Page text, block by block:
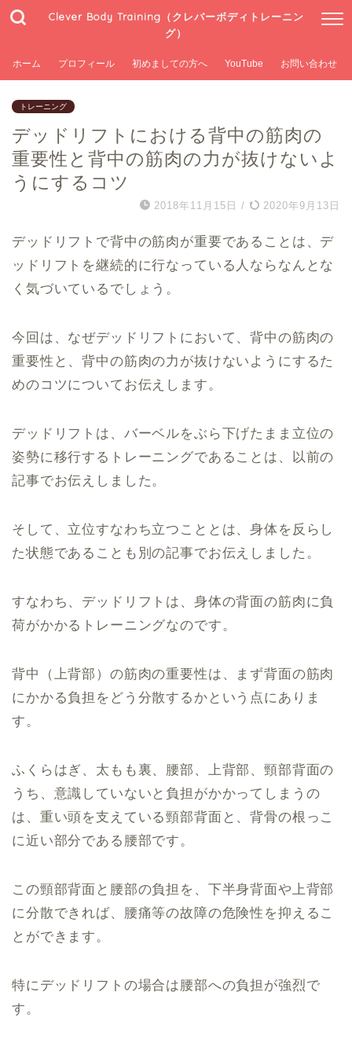
Clever Body Training（クレバーボディトレーニン
グ）
ホーム プロフィール 初めましての方へ YouTube お問い合わせ
トレーニング
デッドリフトにおける背中の筋肉の
重要性と背中の筋肉の力が抜けないよ
うにするコツ
2018年11月15日 / 2020年9月13日
デッドリフトで背中の筋肉が重要であることは、デ
ッドリフトを継続的に行なっている人ならなんとな
く気づいているでしょう。
今回は、なぜデッドリフトにおいて、背中の筋肉の
重要性と、背中の筋肉の力が抜けないようにするた
めのコツについてお伝えします。
デッドリフトは、バーベルをぶら下げたまま立位の
姿勢に移行するトレーニングであることは、以前の
記事でお伝えしました。
そして、立位すなわち立つこととは、身体を反らし
た状態であることも別の記事でお伝えしました。
すなわち、デッドリフトは、身体の背面の筋肉に負
荷がかかるトレーニングなのです。
背中（上背部）の筋肉の重要性は、まず背面の筋肉
にかかる負担をどう分散するかという点にありま
す。
ふくらはぎ、太もも裏、腰部、上背部、頸部背面の
うち、意識していないと負担がかかってしまうの
は、重い頭を支えている頸部背面と、背骨の根っこ
に近い部分である腰部です。
この頸部背面と腰部の負担を、下半身背面や上背部
に分散できれば、腰痛等の故障の危険性を抑えるこ
とができます。
特にデッドリフトの場合は腰部への負担が強烈で
す。